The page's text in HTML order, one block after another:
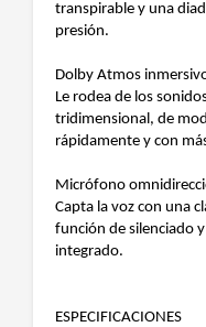
transpirable y una
presión.
Dolby Atmos
Le rodea de los
tridimensional, de
rápidamente y con
Micrófono
Capta la voz con una
función de silenciado
integrado.
ESPECIFICACIONES